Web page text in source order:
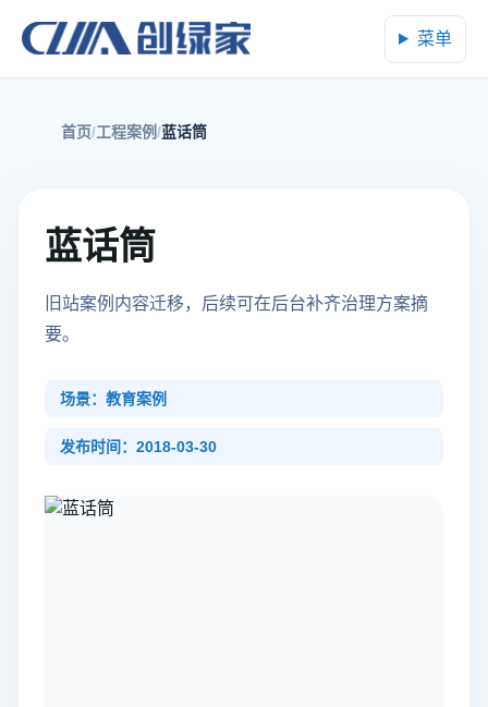
菜单
首页 工程案例 蓝话筒
蓝话筒
旧站案例内容迁移，后续可在后台补齐治理方案摘
要。
场景：教育案例
发布时间：2018-03-30